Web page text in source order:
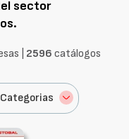
sector
.
| 2596 catálogos
Categorias